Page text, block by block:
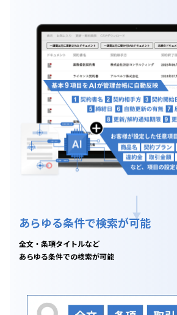
あらゆる条件で検索が可能
全文・条項タイトルなど
あらゆる条件での検索が可能